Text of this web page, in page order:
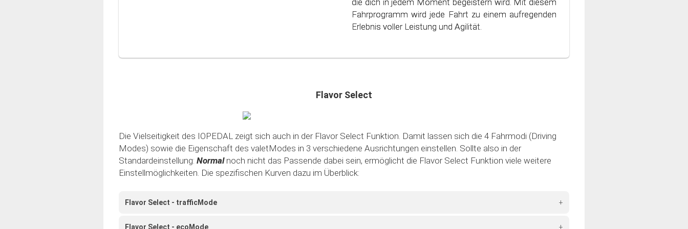
schonen. Steig ein in die Welt des bewussten und
sparsamen Fahrens!
Fahrprogramm wird jede Fahrt zu einem aufregenden
Erlebnis voller Leistung und Agilität.
Flavor Select
Die Vielseitigkeit des IOPEDAL zeigt sich auch in der Flavor Select Funktion. Damit lassen sich die 4 Fahrmodi (Driving
Modes) sowie die Eigenschaft des valetModes in 3 verschiedene Ausrichtungen einstellen. Sollte also in der
Standardeinstellung: Normal noch nicht das Passende dabei sein, ermöglicht die Flavor Select Funktion viele weitere
Einstellmöglichkeiten. Die spezifischen Kurven dazu im Überblick:
Flavor Select - trafficMode +
Flavor Select - ecoMode +